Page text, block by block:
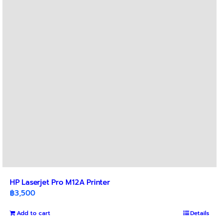
HP Laserjet Pro M12A Printer
฿3,500
Add to cart Details